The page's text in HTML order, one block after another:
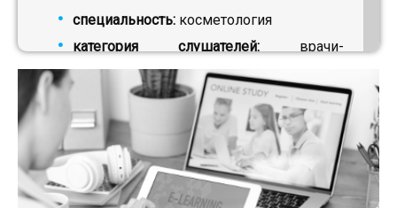
специальность: косметология
категория слушателей: врачи-
онкологи, хирурги, челюстно-лицевые
хирурги, пластические хирурги,
оториноларингологи, акушеры-
гинекологи, анестезиологи-
реаниматологи, кардиологи, неврологи,
терапевты, травматологи-ортопеды,
трансфузиологи, физиотерапевты,
стоматологи, урологи